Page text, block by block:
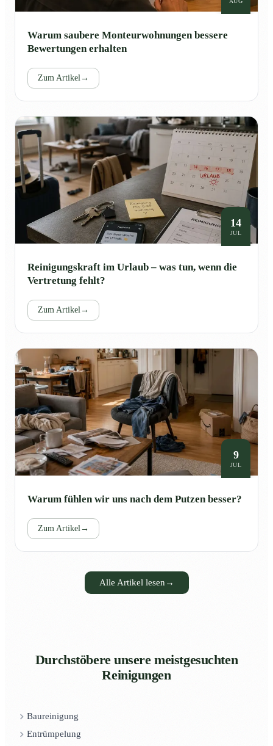
Warum saubere Monteurwohnungen bessere
Bewertungen erhalten
Zum Artikel→
14
JUL
Reinigungskraft im Urlaub – was tun, wenn die
Vertretung fehlt?
Zum Artikel→
9
JUL
Warum fühlen wir uns nach dem Putzen besser?
Zum Artikel→
Alle Artikel lesen →
Durchstöbere unsere meistgesuchten
Reinigungen
Baureinigung
Entrümpelung